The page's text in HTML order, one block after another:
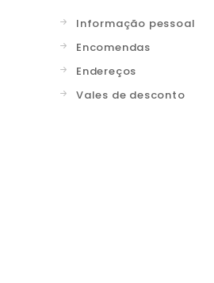
Informação pessoal
Encomendas
Endereços
Vales de desconto